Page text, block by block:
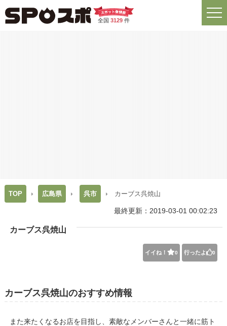
全国 3129件
TOP 広島県 呉市 カーブス呉焼山
最終更新：2019-03-01 00:02:23
カーブス呉焼山
イイね！ 0 行ったよ 0
カーブス呉焼山のおすすめ情報
また来たくなるお店を目指し、素敵なメンバーさんと一緒に筋ト